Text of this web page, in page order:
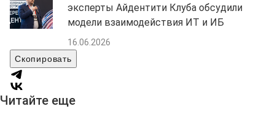
эксперты Айдентити Клуба обсудили
модели взаимодействия ИТ и ИБ
16.06.2026
Скопировать
Читайте еще